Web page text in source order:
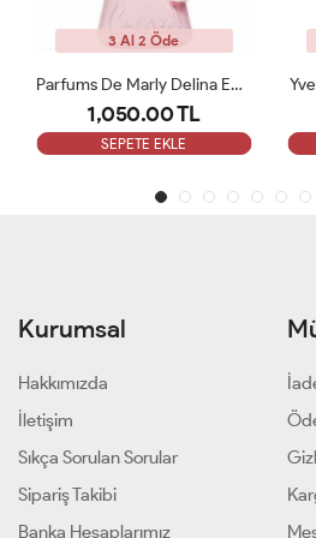
3 Al 2 Öde
Yves Saint Laurent Libre 90 ML Bayan Tester Parfüm
1,050.00 TL
SEPETE EKLE
Kurumsal
Hakkımızda
İletişim
Sıkça Sorulan Sorular
Sipariş Takibi
Banka Hesaplarımız